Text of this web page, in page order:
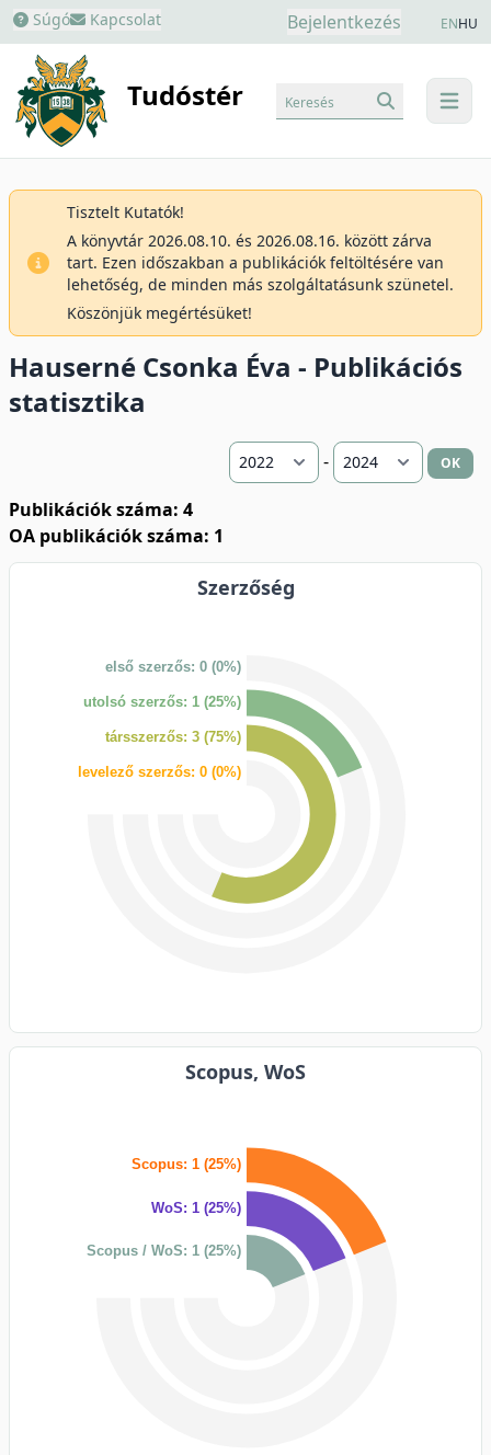
Súgó Kapcsolat Bejelentkezés ENHU
Tudóstér menu
Keresés
Tisztelt Kutatók!
A könyvtár 2026.08.10. és 2026.08.16. között zárva
tart. Ezen időszakban a publikációk feltöltésére van
lehetőség, de minden más szolgáltatásunk szünetel.
Köszönjük megértésüket!
Hauserné Csonka Éva - Publikációs
statisztika
- OK
Publikációk száma: 4
OA publikációk száma: 1
Szerzőség
első szerzős: 0 (0%)
utolsó szerzős: 1 (25%)
társszerzős: 3 (75%)
levelező szerzős: 0 (0%)
Scopus, WoS
Scopus: 1 (25%)
WoS: 1 (25%)
Scopus / WoS: 1 (25%)